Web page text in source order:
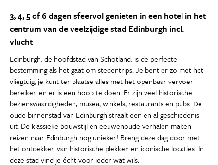
3, 4, 5 of 6 dagen sfeervol genieten in een hotel in het
centrum van de veelzijdige stad Edinburgh incl.
vlucht
Edinburgh, de hoofdstad van Schotland, is de perfecte
bestemming als het gaat om stedentrips. Je bent er zo met het
vliegtuig, je kunt ter plaatse alles met het openbaar vervoer
bereiken en er is een hoop te doen. Er zijn veel historische
bezienswaardigheden, musea, winkels, restaurants en pubs. De
oude binnenstad van Edinburgh straalt een en al geschiedenis
uit. De klassieke bouwstijl en eeuwenoude verhalen maken
reizen naar Edinburgh nog unieker! Breng deze dag door met
het ontdekken van historische plekken en iconische locaties. In
deze stad vind je écht voor ieder wat wils.